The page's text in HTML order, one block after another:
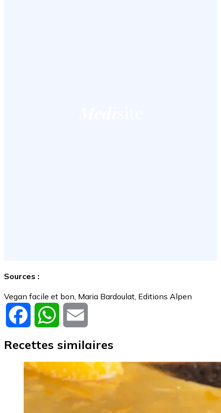
Sources :
Vegan facile et bon, Maria Bardoulat, Editions Alpen
Facebook WhatsApp
Recettes similaires
Image